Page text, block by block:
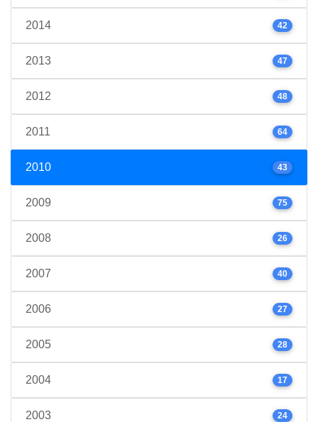
2014 42
2013 47
2012 48
2011 64
2010 43
2009 75
2008 26
2007 40
2006 27
2005 28
2004 17
2003 24